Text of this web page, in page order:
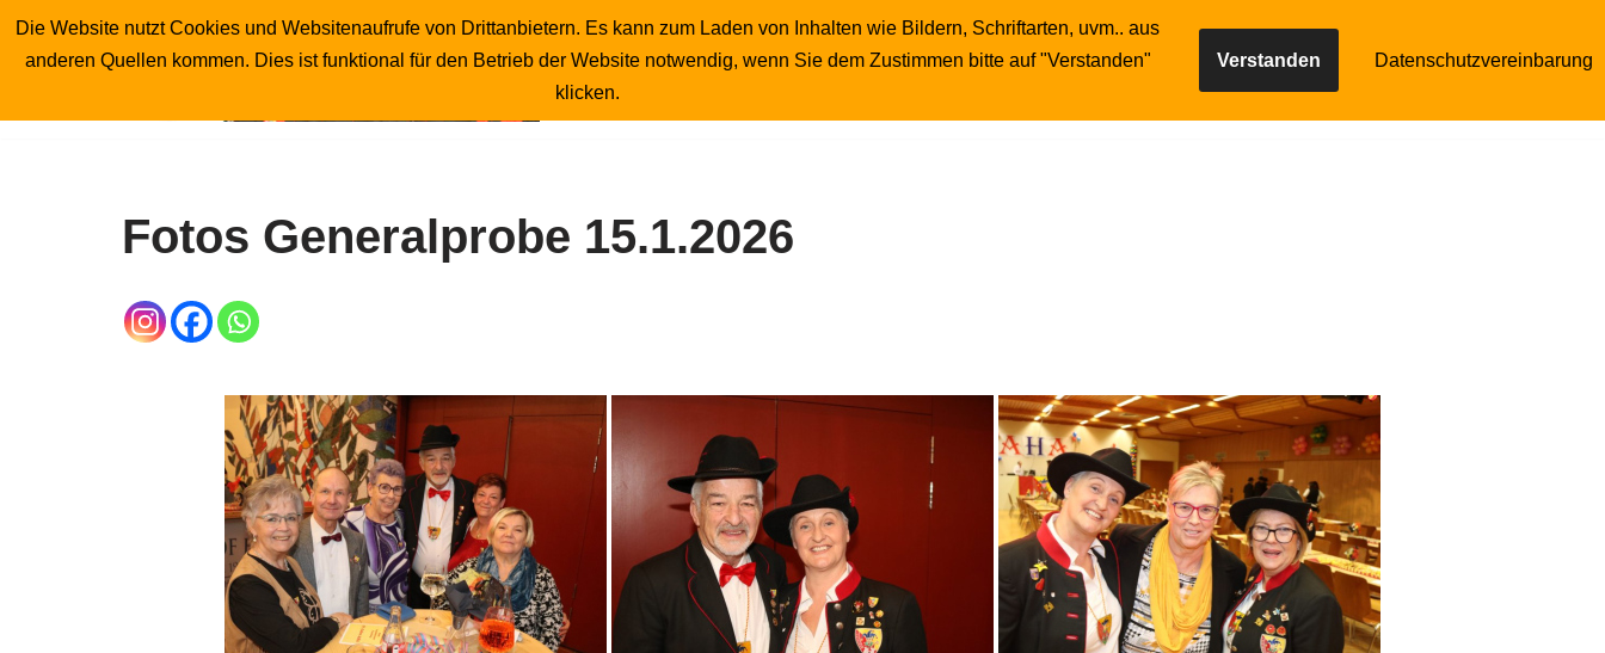
Zum
Startseite Publikumsfotos Unser Wirt Gilde
Reservierung
Fotos Generalprobe 15.1.2026
Die Website nutzt Cookies und Websitenaufrufe von Drittanbietern. Es kann zum Laden von Inhalten wie Bildern, Schriftarten, uvm.. aus
anderen Quellen kommen. Dies ist funktional für den Betrieb der Website notwendig, wenn Sie dem Zustimmen bitte auf "Verstanden"
klicken.
Verstanden Datenschutzvereinbarung